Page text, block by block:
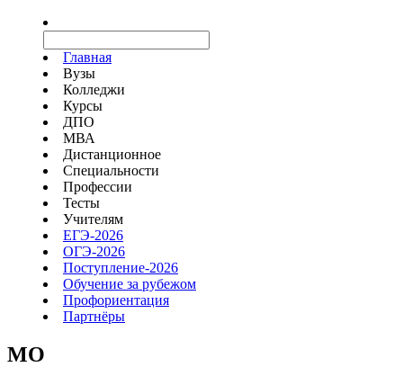
Главная
Вузы
Колледжи
Курсы
ДПО
МВА
Дистанционное
Специальности
Профессии
Тесты
Учителям
ЕГЭ-2026
ОГЭ-2026
Поступление-2026
Обучение за рубежом
Профориентация
Партнёры
MO